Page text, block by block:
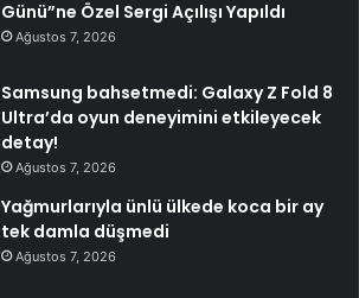
Günü”ne Özel Sergi Açılışı Yapıldı
Ağustos 7, 2026
Samsung bahsetmedi: Galaxy Z Fold 8
Ultra’da oyun deneyimini etkileyecek
detay!
Ağustos 7, 2026
Yağmurlarıyla ünlü ülkede koca bir ay
tek damla düşmedi
Ağustos 7, 2026